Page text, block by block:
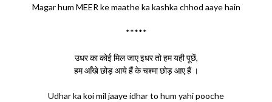
Magar hum MEER ke maathe ka kashka chhod aaye hain
*****
उधर का कोई मिल जाए इधर तो हम यही पूछें,
हम आँखे छोड़ आये हैं के चश्मा छोड़ आए हैं ।
Udhar ka koi mil jaaye idhar to hum yahi pooche